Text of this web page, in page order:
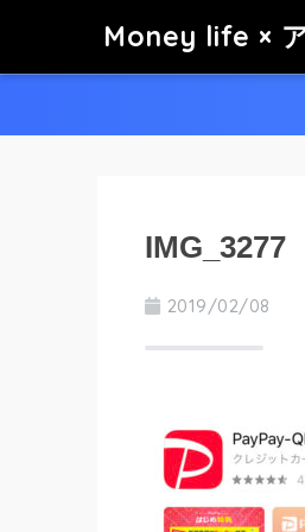
Money life ×
IMG_3277
2019/02/08